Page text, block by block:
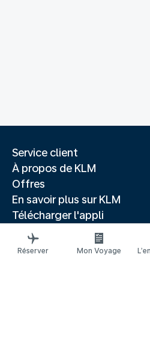
Service client
À propos de KLM
Offres
En savoir plus sur KLM
Télécharger l'appli
Sites Web associés
Guides de voyage
Réserver Mon Voyage